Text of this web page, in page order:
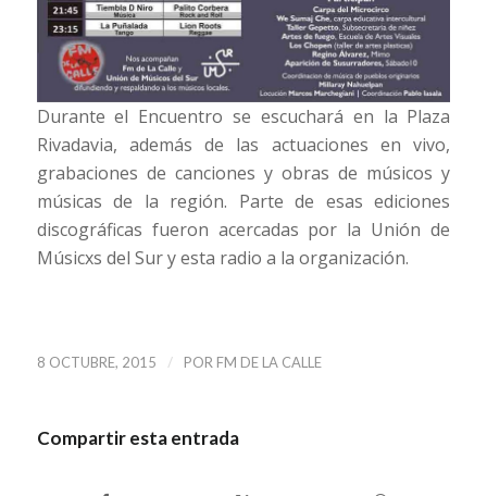
Durante el Encuentro se escuchará en la Plaza
Rivadavia, además de las actuaciones en vivo,
grabaciones de canciones y obras de músicos y
músicas de la región. Parte de esas ediciones
discográficas fueron acercadas por la Unión de
Músicxs del Sur y esta radio a la organización.
8 OCTUBRE, 2015 / POR FM DE LA CALLE
Compartir esta entrada